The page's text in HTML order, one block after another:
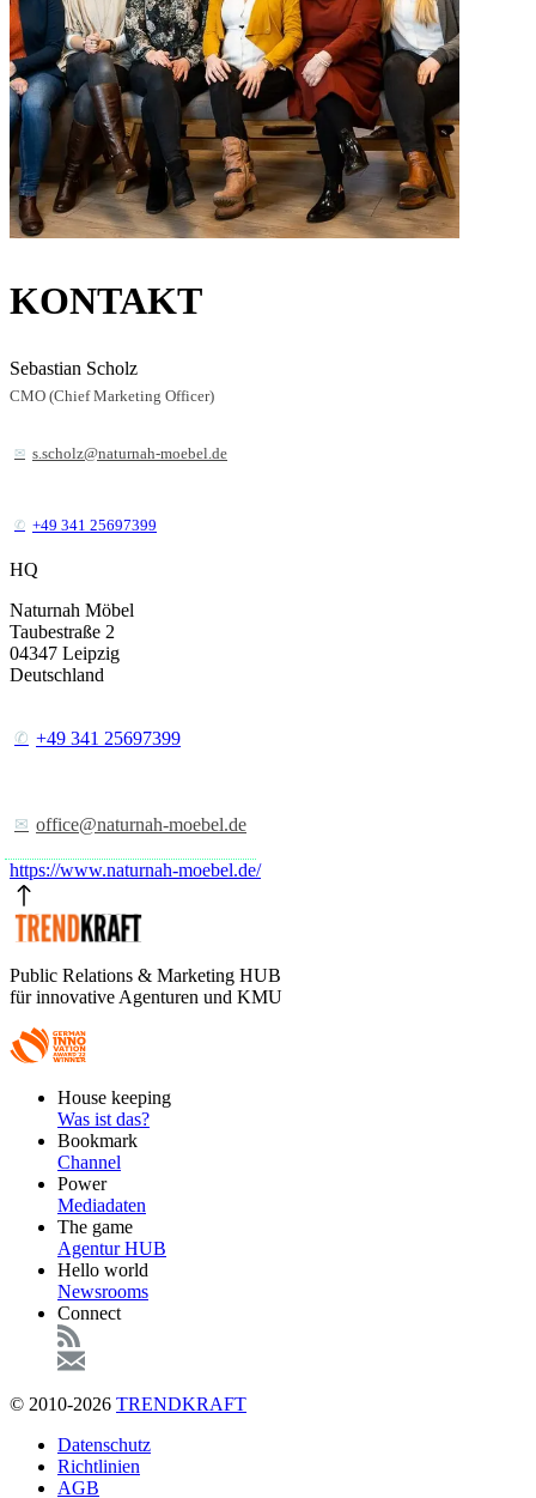
KONTAKT
Sebastian Scholz
CMO (Chief Marketing Officer)
s.scholz@naturnah-moebel.de
+49 341 25697399
HQ
Naturnah Möbel
Taubestraße 2
04347 Leipzig
Deutschland
+49 341 25697399
office@naturnah-moebel.de
https://www.naturnah-moebel.de/
Public Relations & Marketing HUB
für innovative Agenturen und KMU
FooterHouse keeping
Was ist das?
Bookmark
Channel
Power
Mediadaten
The game
Agentur HUB
Hello world
Newsrooms
Connect
© 2010-2026 TRENDKRAFT
FußzeileDatenschutz
Richtlinien
AGB